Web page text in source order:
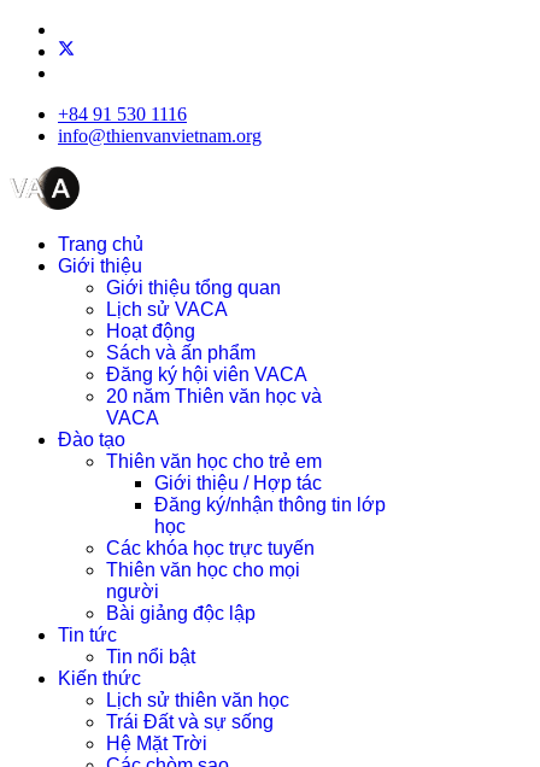
+84 91 530 1116
info@thienvanvietnam.org
Trang chủ
Giới thiệu
Giới thiệu tổng quan
Lịch sử VACA
Hoạt động
Sách và ấn phẩm
Đăng ký hội viên VACA
20 năm Thiên văn học và
VACA
Đào tạo
Thiên văn học cho trẻ em
Giới thiệu / Hợp tác
Đăng ký/nhận thông tin lớp
học
Các khóa học trực tuyến
Thiên văn học cho mọi
người
Bài giảng độc lập
Tin tức
Tin nổi bật
Kiến thức
Lịch sử thiên văn học
Trái Đất và sự sống
Hệ Mặt Trời